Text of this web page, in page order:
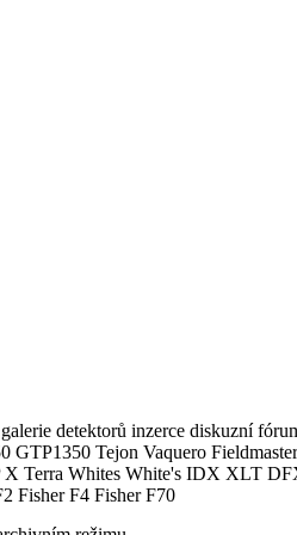
detektorů inzerce diskuzní
Tejon Vaquero
Terra Whites White's IDX XLT
Fisher F4 Fisher F70